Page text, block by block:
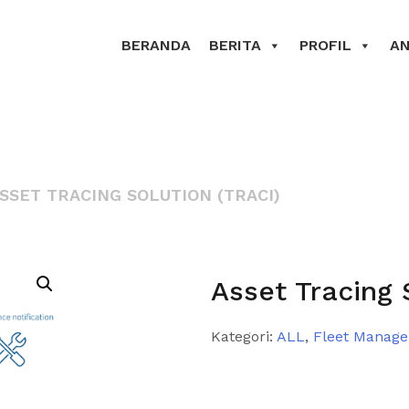
BERANDA BERITA PROFIL
TRACING SOLUTION (TRACI)
Asset Tracing
Kategori:ALL, Fleet